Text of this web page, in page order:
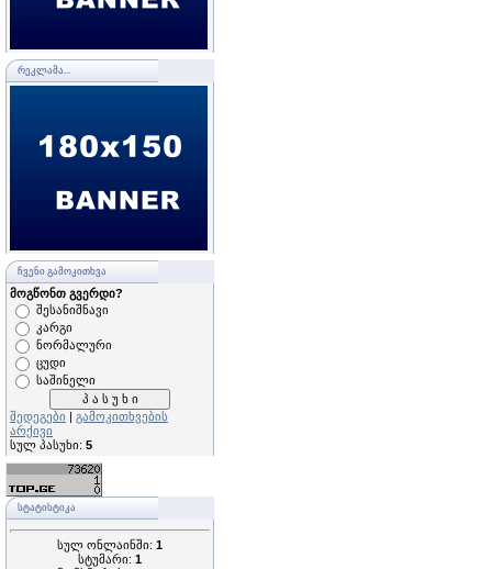
ᲠᲔᲙᲚᲐᲛᲐ...
ᲩᲕᲔᲜᲘ ᲒᲐᲛᲝᲙᲘᲗᲮᲕᲐ
მოგწონთ გვერდი?
შესანიშნავი
კარგი
ნორმალური
ცუდი
საშინელი
შედეგები | გამოკითხვების
არქივი
სულ პასუხი: 5
ᲡᲢᲐᲢᲘᲡᲢᲘᲙᲐ
სულ ონლაინში: 1
სტუმარი: 1